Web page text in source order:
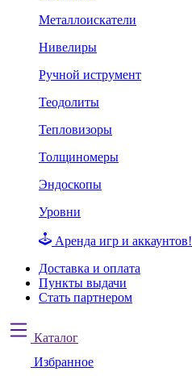
Металлоискатели
Нивелиры
Ручной иструмент
Теодолиты
Тепловизоры
Толщиномеры
Эндоскопы
Уровни
Аренда игр и аккаунтов!
Доставка и оплата
Пункты выдачи
Стать партнером
Каталог
Избранное